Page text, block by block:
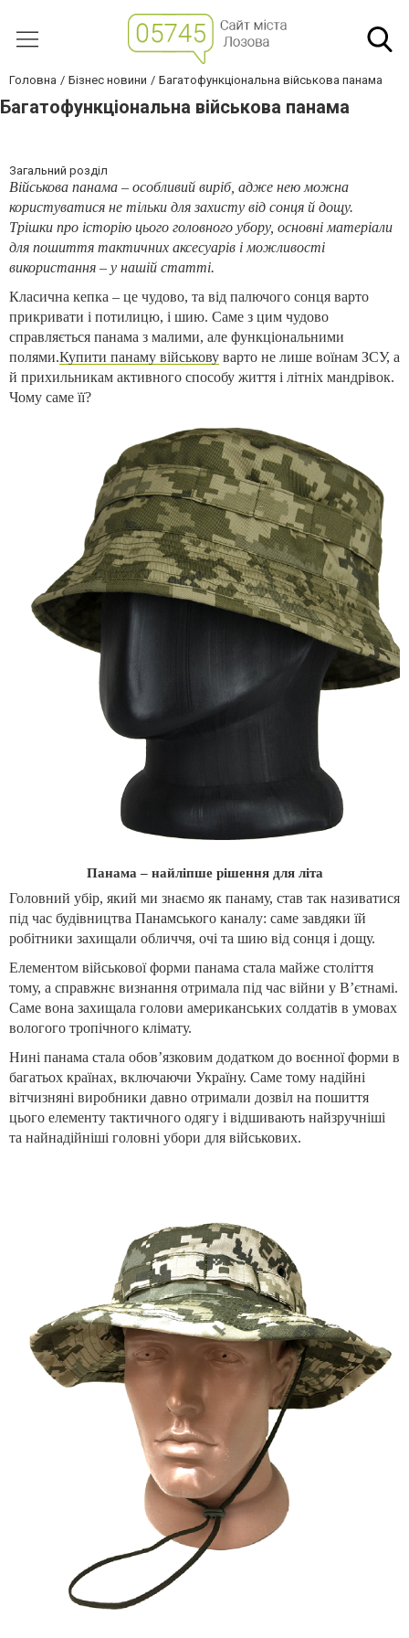
Головна Бізнес новини Багатофункціональна військова панама
Багатофункціональна військова панама
Загальний розділ
Військова панама – особливий виріб, адже нею можна
користуватися не тільки для захисту від сонця й дощу.
Трішки про історію цього головного убору, основні матеріали
для пошиття тактичних аксесуарів і можливості
використання – у нашій статті.
Класична кепка – це чудово, та від палючого сонця варто
прикривати і потилицю, і шию. Саме з цим чудово
справляється панама з малими, але функціональними
полями.Купити панаму військову варто не лише воїнам ЗСУ, а
й прихильникам активного способу життя і літніх мандрівок.
Чому саме її?
Панама – найліпше рішення для літа
Головний убір, який ми знаємо як панаму, став так називатися
під час будівництва Панамського каналу: саме завдяки їй
робітники захищали обличчя, очі та шию від сонця і дощу.
Елементом військової форми панама стала майже століття
тому, а справжнє визнання отримала під час війни у В’єтнамі.
Саме вона захищала голови американських солдатів в умовах
вологого тропічного клімату.
Нині панама стала обов’язковим додатком до воєнної форми в
багатьох країнах, включаючи Україну. Саме тому надійні
вітчизняні виробники давно отримали дозвіл на пошиття
цього елементу тактичного одягу і відшивають найзручніші
та найнадійніші головні убори для військових.